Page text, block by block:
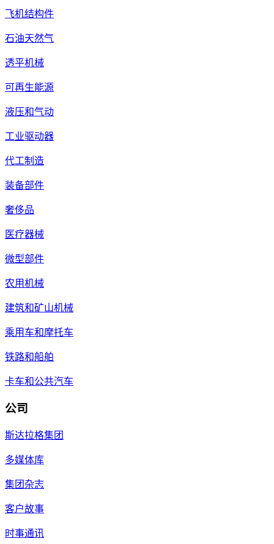
飞机结构件
石油天然气
透平机械
可再生能源
液压和气动
工业驱动器
代工制造
装备部件
奢侈品
医疗器械
微型部件
农用机械
建筑和矿山机械
乘用车和摩托车
铁路和船舶
卡车和公共汽车
公司
斯达拉格集团
多媒体库
集团杂志
客户故事
时事通讯